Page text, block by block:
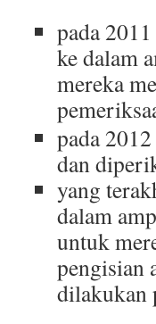
pada
ke dalam
mereka
pada
dan
yang
dalam
untuk
pengisian
dilakukan